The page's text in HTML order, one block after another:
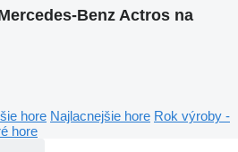
Benz Actros na
hore Najlacnejšie hore Rok výroby -
hore